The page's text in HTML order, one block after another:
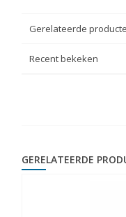
Gerelateerde
Recent bekeken
GERELATEERDE